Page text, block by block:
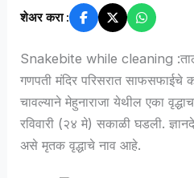
शेअर करा :
Snakebite while cleaning
गणपती मंदिर परिसरात साफसफाईचे
चावल्याने मेहुनाराजा येथील एका
रविवारी (२४ मे) सकाळी घडली.
असे मृतक वृद्धाचे नाव आहे.